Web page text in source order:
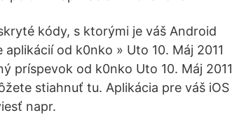
kódy, s ktorými je váš Android
od k0nko » Uto 10. Máj 2011
príspevok od k0nko Uto 10. Máj 2011
stiahnuť tu. Aplikácia pre váš iOS
napr.